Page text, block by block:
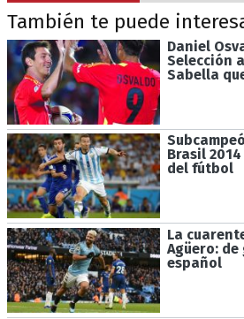
También te puede
Daniel
Selección
Sabella
Brasil
del fútbol
La
Agüero:
español